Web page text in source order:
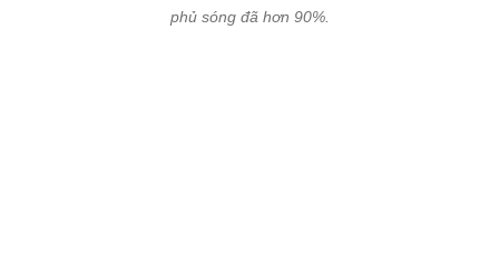
phủ sóng đã hơn 90%.